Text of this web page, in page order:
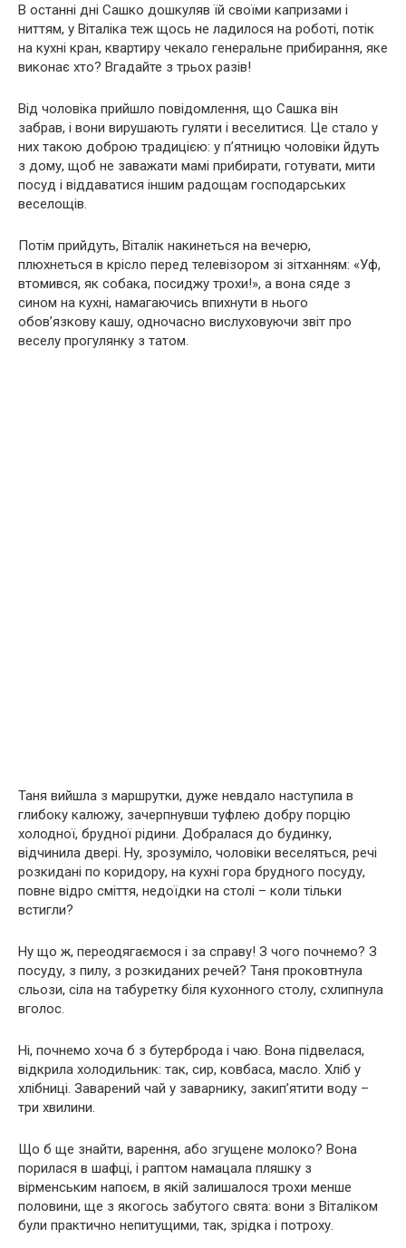
В останні дні Сашко дошкуляв їй своїми капризами і
ниттям, у Віталіка теж щось не ладилося на роботі, потік
на кухні кран, квартиру чекало генеральне прибирання, яке
виконає хто? Вгадайте з трьох разів!
Від чоловіка прийшло повідомлення, що Сашка він
забрав, і вони вирушають гуляти і веселитися. Це стало у
них такою доброю традицією: у п’ятницю чоловіки йдуть
з дому, щоб не заважати мамі прибирати, готувати, мити
посуд і віддаватися іншим радощам господарських
веселощів.
Потім прийдуть, Віталік накинеться на вечерю,
плюхнеться в крісло перед телевізором зі зітханням: «Уф,
втомився, як собака, посиджу трохи!», а вона сяде з
сином на кухні, намагаючись впихнути в нього
обов’язкову кашу, одночасно вислуховуючи звіт про
веселу прогулянку з татом.
Таня вийшла з маршрутки, дуже невдало наступила в
глибоку калюжу, зачерпнувши туфлею добру порцію
холодної, брудної рідини. Добралася до будинку,
відчинила двері. Ну, зрозуміло, чоловіки веселяться, речі
розкидані по коридору, на кухні гора брудного посуду,
повне відро сміття, недоїдки на столі – коли тільки
встигли?
Ну що ж, переодягаємося і за справу! З чого почнемо? З
посуду, з пилу, з розкиданих речей? Таня проковтнула
сльози, сіла на табуретку біля кухонного столу, схлипнула
вголос.
Ні, почнемо хоча б з бутерброда і чаю. Вона підвелася,
відкрила холодильник: так, сир, ковбаса, масло. Хліб у
хлібниці. Заварений чай у заварнику, закип’ятити воду –
три хвилини.
Що б ще знайти, варення, або згущене молоко? Вона
порилася в шафці, і раптом намацала пляшку з
вірменським напоєм, в якій залишалося трохи менше
половини, ще з якогось забутого свята: вони з Віталіком
були практично непитущими, так, зрідка і потроху.